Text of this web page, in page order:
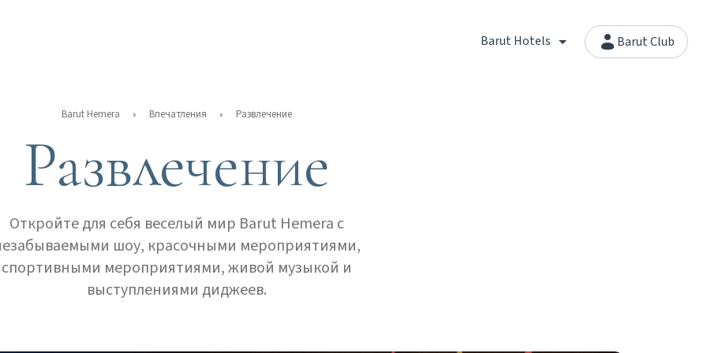
Barut Hotels Barut Club
Barut Hemera Впечатления Развлечение
Развлечение
Откройте для себя веселый мир Barut Hemera с
шоу, красочными мероприятиями,
спортивными мероприятиями, живой музыкой и
выступлениями диджеев.